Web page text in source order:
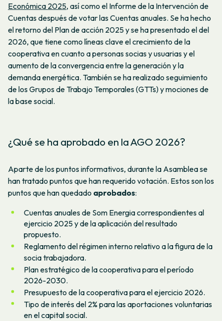
Económica 2025, así como el Informe de la Intervención de
Cuentas después de votar las Cuentas anuales. Se ha hecho
el retorno del Plan de acción 2025 y se ha presentado el del
2026, que tiene como líneas clave el crecimiento de la
cooperativa en cuanto a personas socias y usuarias y el
aumento de la convergencia entre la generación y la
demanda energética. También se ha realizado seguimiento
de los Grupos de Trabajo Temporales (GTTs) y mociones de
la base social.
¿Qué se ha aprobado en la AGO 2026?
Aparte de los puntos informativos, durante la Asamblea se
han tratado puntos que han requerido votación. Estos son los
puntos que han quedado aprobados:
Cuentas anuales de Som Energia correspondientes al
ejercicio 2025 y de la aplicación del resultado
propuesto.
Reglamento del régimen interno relativo a la figura de la
socia trabajadora.
Plan estratégico de la cooperativa para el período
2026-2030.
Presupuesto de la cooperativa para el ejercicio 2026.
Tipo de interés del 2% para las aportaciones voluntarias
en el capital social.